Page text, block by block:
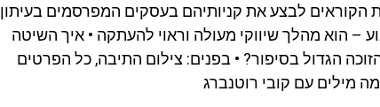
הקוראים לבצע את קניותיהם בעסקים המפרסמים בעיתון
הוא מהלך שיווקי מעולה וראוי להעתקה • איך השיטה
הגדול בסיפור? • בפנים: צילום התיבה, כל הפרטים
מילים עם קובי רוטנברג